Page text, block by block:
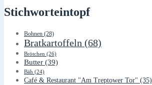
Stichworteintopf
Bohnen (28)
Bratkartoffeln (68)
Brötchen (26)
Butter (39)
Bäh (24)
Café & Restaurant "Am Treptower Tor" (35)